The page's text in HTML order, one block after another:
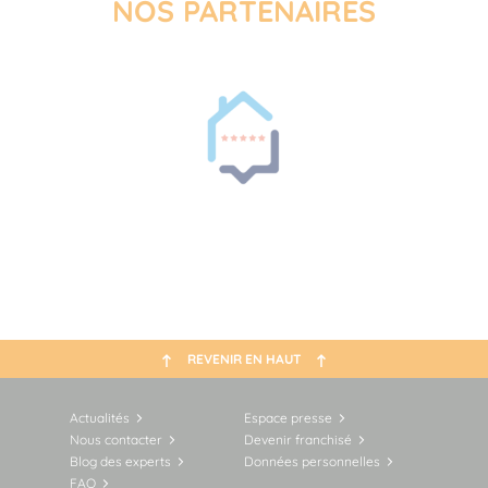
NOS PARTENAIRES
REVENIR EN HAUT
Actualités
Espace presse
Nous contacter
Devenir franchisé
Blog des experts
Données personnelles
FAQ